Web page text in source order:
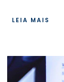
LEIA MAIS